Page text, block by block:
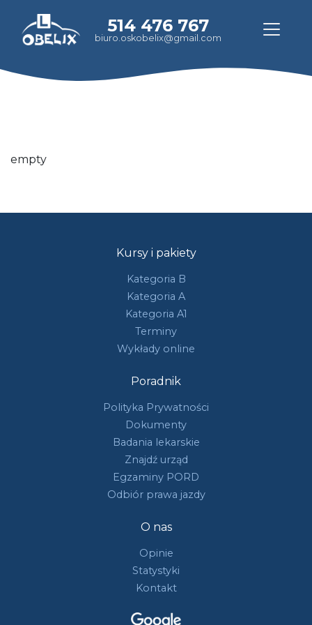
514 476 767
biuro.oskobelix@gmail.com
empty
Kursy i pakiety
Kategoria B
Kategoria A
Kategoria A1
Terminy
Wykłady online
Poradnik
Polityka Prywatności
Dokumenty
Badania lekarskie
Znajdź urząd
Egzaminy PORD
Odbiór prawa jazdy
O nas
Opinie
Statystyki
Kontakt